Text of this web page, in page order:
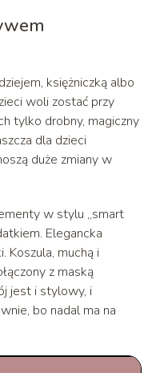
księżniczką albo
woli zostać przy
tylko drobny, magiczny
dla dzieci
duże zmiany w
w stylu „smart
Elegancka
Koszula, muchą i
z maską
jest i stylowy, i
bo nadal ma na